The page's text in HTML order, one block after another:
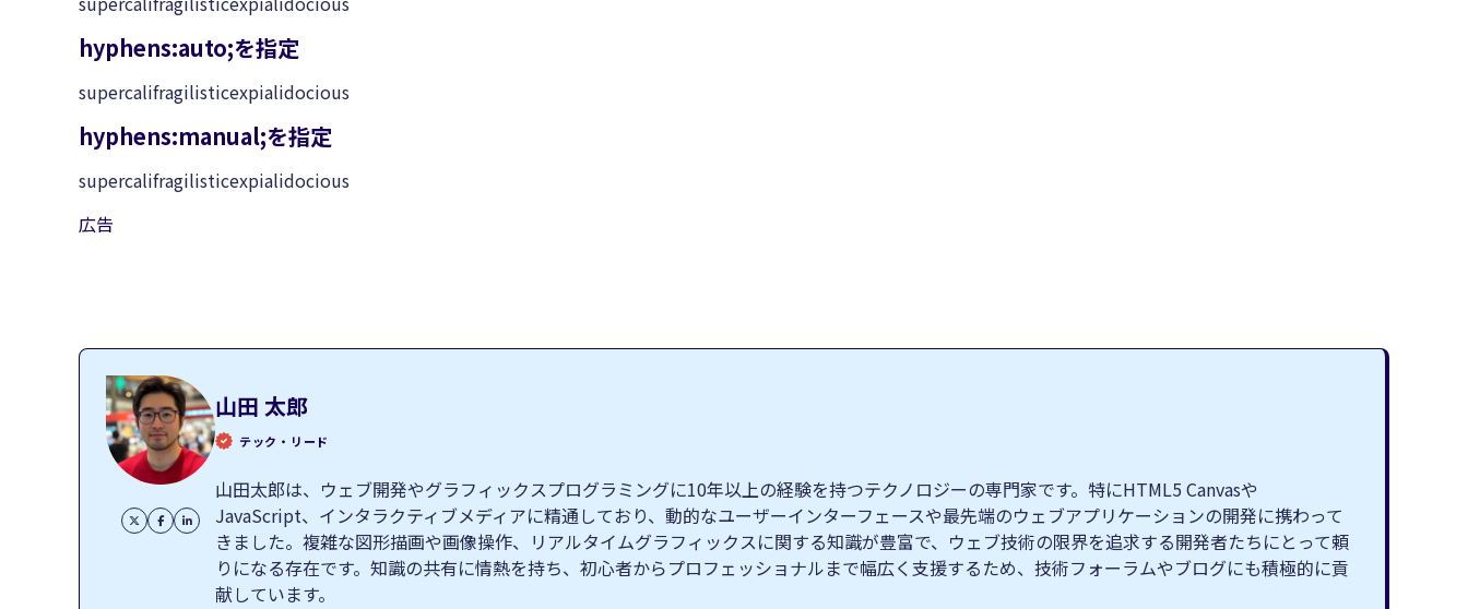
hyphens:auto;を指定
supercalifragilisticexpialidocious
hyphens:manual;を指定
sup­ercali­fragi­listic­expialidocious
広告
山田 太郎
テック・リード
山田太郎は、ウェブ開発やグラフィックスプログラミングに10年以上の経験を持つテクノロジーの専門家です。特にHTML5 Canvasや
JavaScript、インタラクティブメディアに精通しており、動的なユーザーインターフェースや最先端のウェブアプリケーションの開発に携わって
きました。複雑な図形描画や画像操作、リアルタイムグラフィックスに関する知識が豊富で、ウェブ技術の限界を追求する開発者たちにとって頼
りになる存在です。知識の共有に情熱を持ち、初心者からプロフェッショナルまで幅広く支援するため、技術フォーラムやブログにも積極的に貢
献しています。